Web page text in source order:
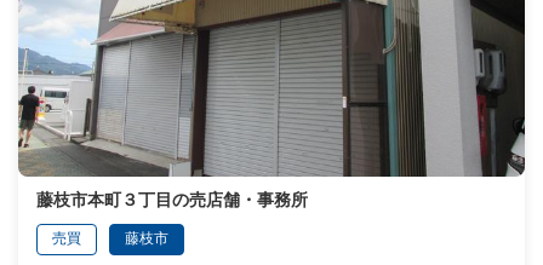
藤枝市本町３丁目の売店舗・事務所
売買 藤枝市